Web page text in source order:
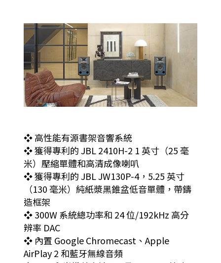
❖ 高性能有源書架音響系統
❖ 獲得專利的 JBL 2410H-2 1 英寸（25 毫
米）壓縮單體和高清成像喇叭
❖ 獲得專利的 JBL JW130P-4，5.25 英寸
（130 毫米）純紙漿黑錐盆低音單體，帶鑄
造框架
❖ 300W 系統總功率和 24 位/192kHz 高分
辨率 DAC
❖ 內置 Google Chromecast、Apple
AirPlay 2 和藍牙無線音頻